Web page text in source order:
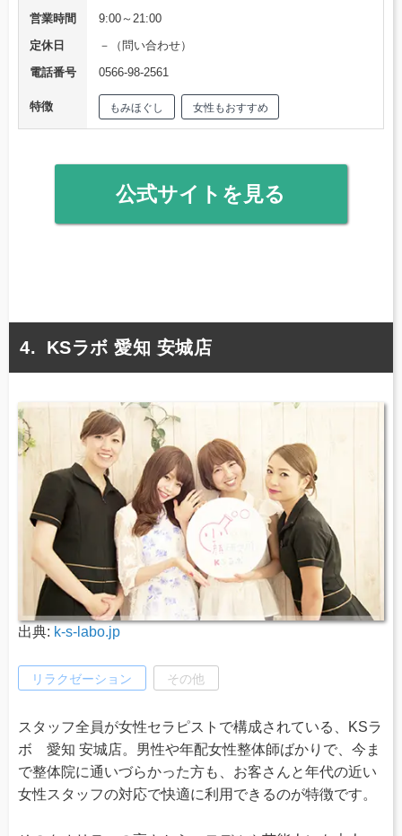
営業時間
9:00～21:00
定休日
－（問い合わせ）
電話番号
0566-98-2561
特徴 もみほぐし 女性もおすすめ
公式サイトを見る
KSラボ 愛知 安城店
出典: k-s-labo.jp
リラクゼーション その他
スタッフ全員が女性セラピストで構成されている、KSラ
ボ 愛知 安城店。男性や年配女性整体師ばかりで、今ま
で整体院に通いづらかった方も、お客さんと年代の近い
女性スタッフの対応で快適に利用できるのが特徴です。